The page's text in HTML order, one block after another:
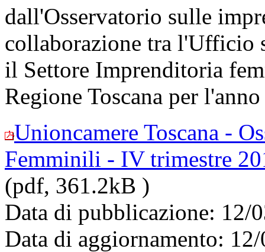
dall'Osservatorio sulle
collaborazione tra l'Ufficio
il Settore Imprenditoria
Regione Toscana per
Unioncamere Toscana -
Femminili - IV trimestre
(pdf, 361.2kB )
Data di pubblicazione: 12/
Data di aggiornamento: